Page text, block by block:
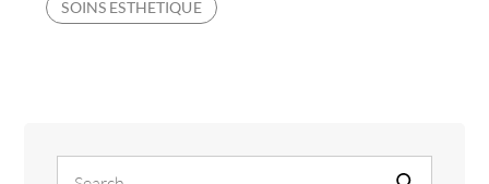
UNE
DE
SOINS ESTHETIQUE